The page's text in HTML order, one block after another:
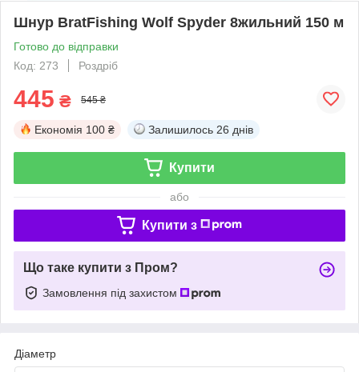
Шнур BratFishing Wolf Spyder 8жильний 150 м
Готово до відправки
Код: 273
Роздріб
445 ₴ 545 ₴
Економія 100 ₴ Залишилось 26 днів
Купити
або
Купити з
Що таке купити з Пром?
Замовлення під захистом
Діаметр